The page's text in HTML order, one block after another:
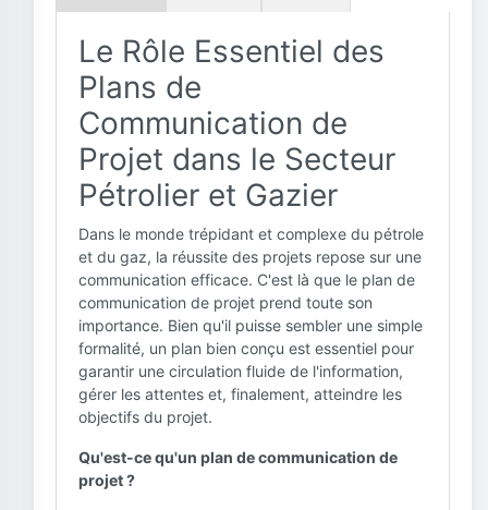
Le Rôle Essentiel des
Plans de
Communication de
Projet dans le Secteur
Pétrolier et Gazier
Dans le monde trépidant et complexe du pétrole
et du gaz, la réussite des projets repose sur une
communication efficace. C'est là que le plan de
communication de projet prend toute son
importance. Bien qu'il puisse sembler une simple
formalité, un plan bien conçu est essentiel pour
garantir une circulation fluide de l'information,
gérer les attentes et, finalement, atteindre les
objectifs du projet.
Qu'est-ce qu'un plan de communication de
projet ?